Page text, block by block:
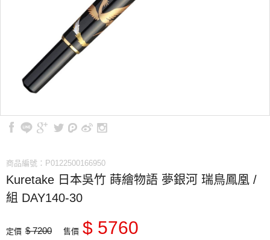
商品編號：P0122500166950
Kuretake 日本吳竹 蒔繪物語 夢銀河 瑞鳥鳳凰 /
組 DAY140-30
定價 $ 7200 售價 $ 5760